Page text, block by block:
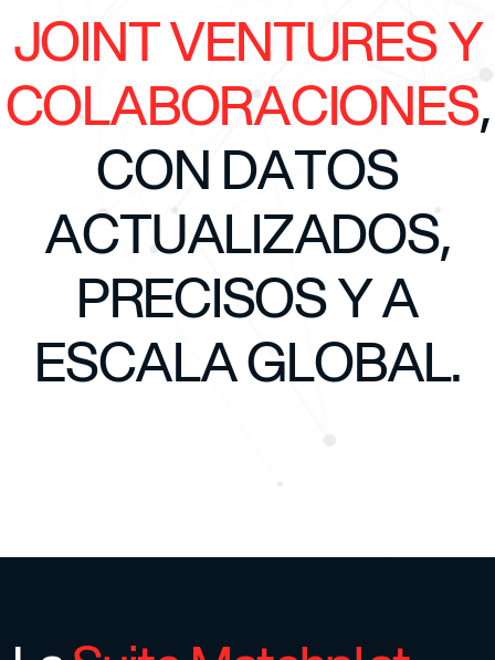
JOINT VENTURES Y
COLABORACIONES,
CON DATOS
ACTUALIZADOS,
PRECISOS Y A
ESCALA GLOBAL.